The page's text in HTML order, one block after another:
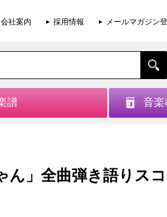
会社案内 採用情報 メールマガジン
譜 音楽
ん」全曲弾き語りス